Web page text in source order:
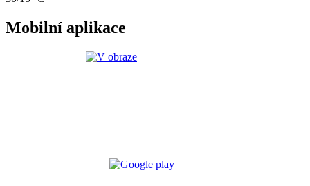
Mobilní aplikace